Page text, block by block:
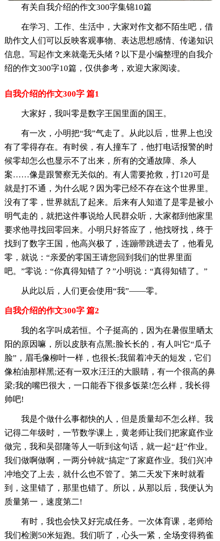
有关自我介绍的作文300字集锦10篇
在学习、工作、生活中，大家对作文都不陌生吧，借
助作文人们可以反映客观事物、表达思想感情、传递知识
信息。写起作文来就毫无头绪？以下是小编整理的自我介
绍的作文300字10篇，仅供参考，欢迎大家阅读。
自我介绍的作文300字 篇1
大家好，我叫零是数字王国里面的国王。
有一次，小明把“我”气走了。从此以后，世界上也没
有了零得存在。有时侯，有人撞车了，他打电话报警的时
候零却怎么也显示不了出来，所有的交通故障、杀人
案……像是跟警察无关似的。有人需要抢救，打120可是
就是打不通，为什么呢？因为零已经不存在这个世界里。
没有了零，世界就乱了起来。后来有人知道了是零是被小
明气走的，就把这件事说给人民群众听，大家都到他家里
要求他寻找回零回来。小明只好答应了，他找呀找，终于
找到了数字王国，他高兴极了，连蹦带跳进去了，他看见
零，就说：“亲爱的零国王请您回到我们的世界里面
吧。”零说：“你真得知错了？”小明说：“真得知错了。”
从此以后，人们更会使用“我”——零。
自我介绍的作文300字 篇2
我的名字叫成若恒。个子挺高的，因为在暑假里晒太
阳的原因嘛，所以皮肤有点黑;脸长长的，有人叫它“瓜子
脸”，眉毛像柳叶一样，也很长;我留着冲天的短发，它们
像柏油那样黑;还有一双水汪汪的大眼睛，有一个很高的鼻
梁;我的嘴巴很大，一口能吞下很多饭菜!怎么样，我长得
帅吧!
我是个做什么事都快的人，但是质量却不怎么样。我
记得二年级时，一节数学课上，黄老师让我们把家庭作业
做完，我和吴邵隆等人一听到这句话，就一起“赶”作业。
我们做啊做啊，一两分钟就“搞定”了家庭作业。我们兴冲
冲地交了上去，就什么也不管了。第二天发下来时就看
到，这里错了，那里也错了。所以，从那以后，我便认为
质量第一，速度第二!
有时，我也会快又好完成任务。一次体育课，老师给
我们检测50米短跑。我们听了，心头一紧，全场变得鸦雀